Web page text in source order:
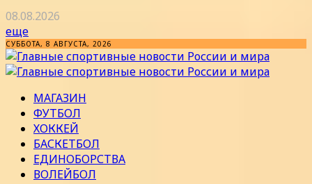
08.08.2026
еще
СУББОТА, 8 АВГУСТА, 2026
МАГАЗИН
ФУТБОЛ
ХОККЕЙ
БАСКЕТБОЛ
ЕДИНОБОРСТВА
ВОЛЕЙБОЛ